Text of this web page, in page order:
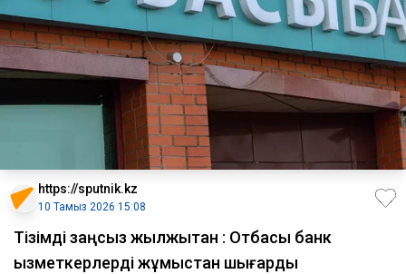
https://sputnik.kz
10 Тамыз 2026 15:08
Тізімді заңсыз жылжытқан : Отбасы банк
қызметкерлерді жұмыстан шығарды